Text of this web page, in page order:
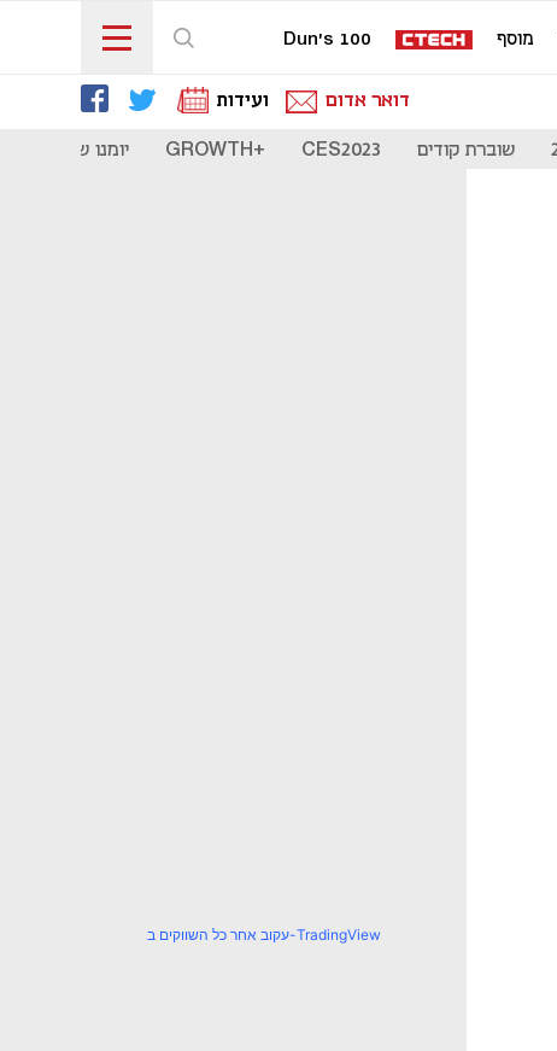
מוסף Dun's 100
דואר אדום ועידות
שוברת קודים CES2023
+GROWTH יומנו של
עקוב אחר כל השווקים ב-TradingView